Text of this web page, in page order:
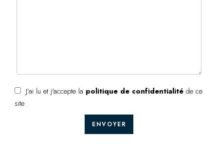
J’ai lu et j'accepte la politique de confidentialité de ce
site
ENVOYER